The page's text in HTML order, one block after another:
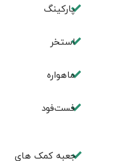
پارکینگ
استخر
ماهواره
فست‌فود
جعبه کمک های